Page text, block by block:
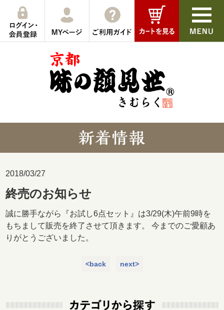
2018/03/27
終売のお知らせ
誠に勝手ながら『お試し6点セット』は3/29(木)午前9時を
もちまして販売を終了させて頂きます。 今までのご愛顧あ
りがとうございました。
<back next>